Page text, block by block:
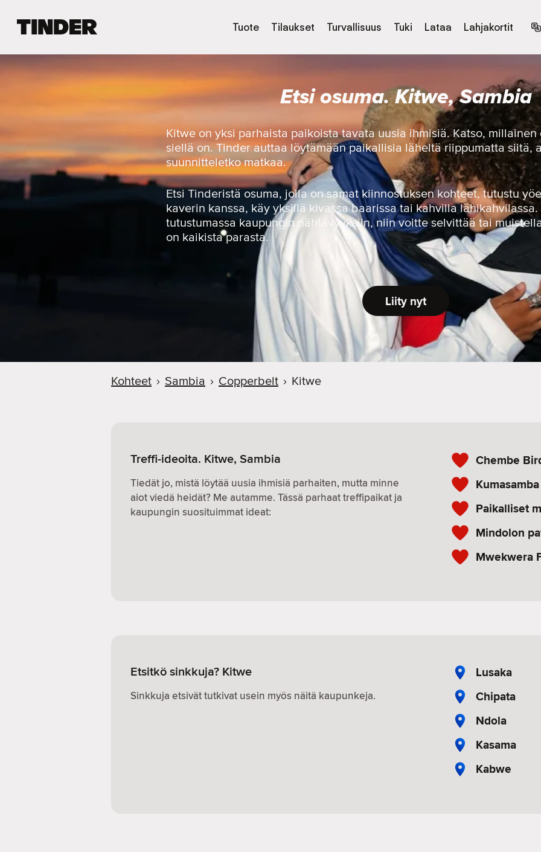
e
o
i
t
Tuote Tilaukset Turvallisuus Tuki Lataa Lahjakortit
Etsi osuma. Kitwe, Sambia
Kitwe on yksi parhaista paikoista tavata uusia ihmisiä. Katso,
siellä on. Tinder auttaa löytämään paikallisia läheltä riippumatta siitä,
suunnitteletko matkaa.
Etsi Tinderistä osuma, jolla on samat kiinnostuksen kohteet, tutustu
kaverin kanssa, käy yksillä kivassa baarissa tai kahvilla lähikahvilassa.
tutustumassa kaupungin nähtävyyksiin, niin voitte selvittää tai
on kaikista parasta.
Liity nyt
Kohteet › Sambia › Copperbelt › Kitwe
Treffi-ideoita. Kitwe, Sambia
Tiedät jo, mistä löytää uusia ihmisiä parhaiten, mutta minne
aiot viedä heidät? Me autamme. Tässä parhaat treffipaikat ja
kaupungin suosituimmat ideat:
Chembe
Paikalliset
Mindolon
Mwekwera
Etsitkö sinkkuja? Kitwe
Sinkkuja etsivät tutkivat usein myös näitä kaupunkeja.
Lusaka
Chipata
Ndola
Kasama
Kabwe